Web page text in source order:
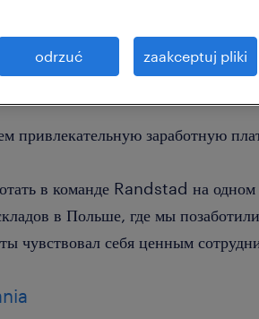
зарабатывать и работать в
нашей новой вакансией в Глухово
привлекательную заработную
в команде Randstad на одном
в Польше, где мы
чувствовал себя ценным
odrzuć zaakceptuj pliki